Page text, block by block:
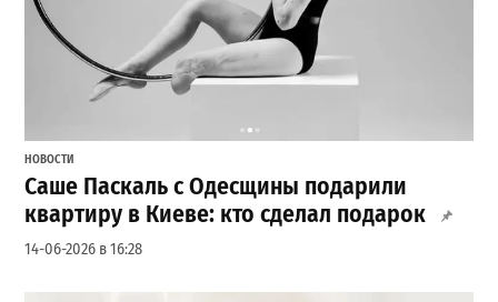
НОВОСТИ
Саше Паскаль с Одесщины подарили
квартиру в Киеве: кто сделал подарок
14-06-2026 в 16:28